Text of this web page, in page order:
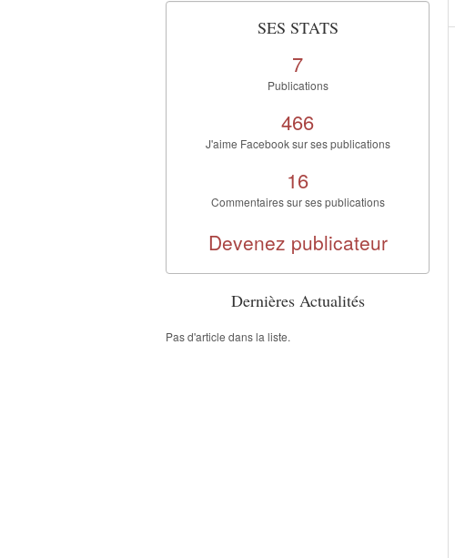
SES STATS
7
Publications
466
J'aime Facebook sur ses publications
16
Commentaires sur ses publications
Devenez publicateur
Dernières Actualités
Pas d'article dans la liste.